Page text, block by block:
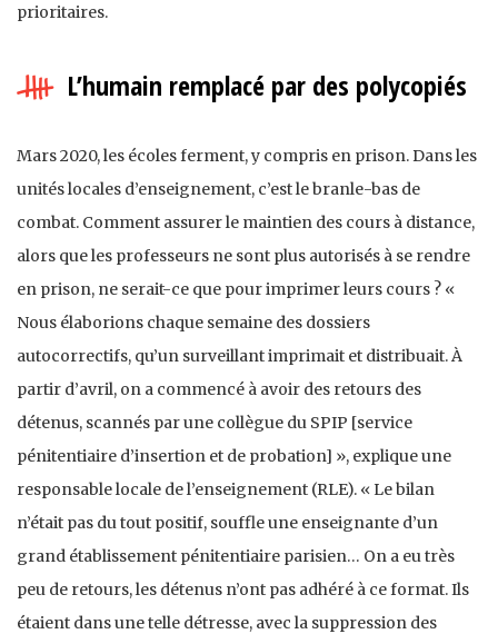
prioritaires.
L’humain remplacé par des polycopiés
Mars 2020, les écoles ferment, y compris en prison. Dans les
unités locales d’enseignement, c’est le branle-bas de
combat. Comment assurer le maintien des cours à distance,
alors que les professeurs ne sont plus autorisés à se rendre
en prison, ne serait-ce que pour imprimer leurs cours ? «
Nous élaborions chaque semaine des dossiers
autocorrectifs, qu’un surveillant imprimait et distribuait. À
partir d’avril, on a commencé à avoir des retours des
détenus, scannés par une collègue du SPIP [service
pénitentiaire d’insertion et de probation] », explique une
responsable locale de l’enseignement (RLE). « Le bilan
n’était pas du tout positif, souffle une enseignante d’un
grand établissement pénitentiaire parisien… On a eu très
peu de retours, les détenus n’ont pas adhéré à ce format. Ils
étaient dans une telle détresse, avec la suppression des